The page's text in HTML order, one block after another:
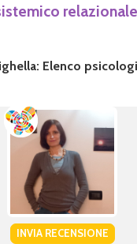
Elenco
INVIA RECENSIONE